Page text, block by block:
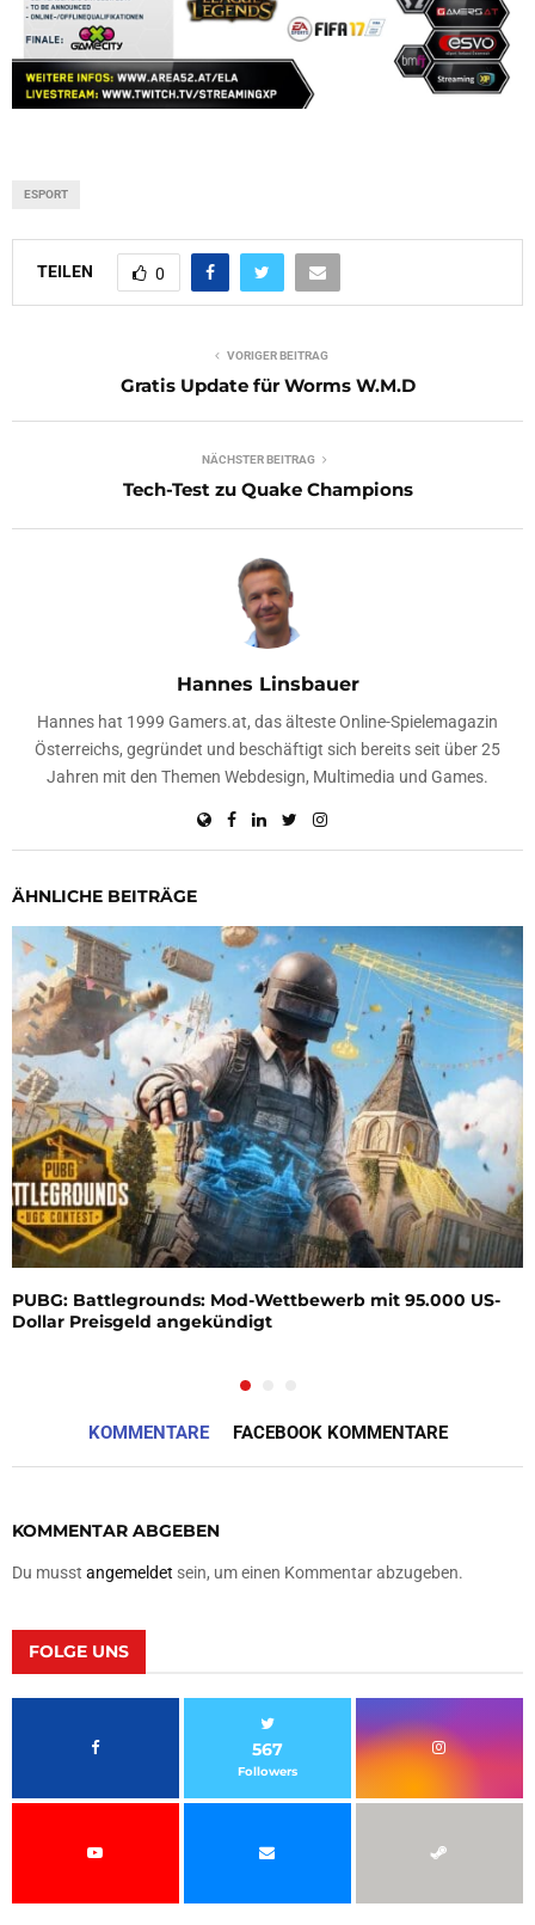
ESPORT
TEILEN 0
VORIGER BEITRAG
Gratis Update für Worms W.M.D
NÄCHSTER BEITRAG
Tech-Test zu Quake Champions
Hannes Linsbauer
Hannes hat 1999 Gamers.at, das älteste Online-Spielemagazin
Österreichs, gegründet und beschäftigt sich bereits seit über 25
Jahren mit den Themen Webdesign, Multimedia und Games.
ÄHNLICHE BEITRÄGE
PUBG: Battlegrounds: Mod-Wettbewerb mit 95.000 US-
Dollar Preisgeld angekündigt
KOMMENTARE FACEBOOK KOMMENTARE
KOMMENTAR ABGEBEN
Du musst angemeldet sein, um einen Kommentar abzugeben.
FOLGE UNS
567
Followers